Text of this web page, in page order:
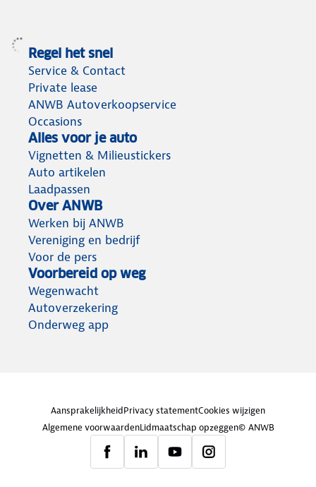
Regel het snel
Service & Contact
Private lease
ANWB Autoverkoopservice
Occasions
Alles voor je auto
Vignetten & Milieustickers
Auto artikelen
Laadpassen
Over ANWB
Werken bij ANWB
Vereniging en bedrijf
Voor de pers
Voorbereid op weg
Wegenwacht
Autoverzekering
Onderweg app
AansprakelijkheidPrivacy statementCookies wijzigen
Algemene voorwaardenLidmaatschap opzeggen© ANWB